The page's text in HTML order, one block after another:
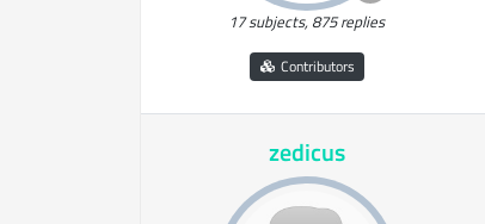
17 subjects, 875 replies
Contributors
zedicus